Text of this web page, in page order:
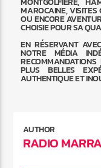
MAROCAINE, VISITES
OU ENCORE
CHOISIE POUR SA
EN RÉSERVANT
NOTRE MÉDIA
PLUS BELLES
AUTHENTIQUE ET
AUTHOR
RADIO